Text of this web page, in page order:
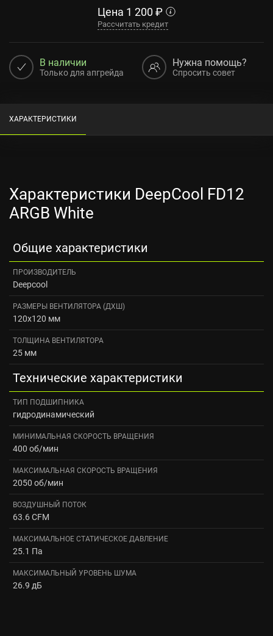
Цена 1 200 ₽
Рассчитать кредит
В наличии
Только для апгрейда
Нужна помощь?
Спросить совет
ХАРАКТЕРИСТИКИ
Характеристики DeepCool FD12
ARGB White
Общие характеристики
ПРОИЗВОДИТЕЛЬ
Deepcool
РАЗМЕРЫ ВЕНТИЛЯТОРА (ДXШ)
120x120 мм
ТОЛЩИНА ВЕНТИЛЯТОРА
25 мм
Технические характеристики
ТИП ПОДШИПНИКА
гидродинамический
МИНИМАЛЬНАЯ СКОРОСТЬ ВРАЩЕНИЯ
400 об/мин
МАКСИМАЛЬНАЯ СКОРОСТЬ ВРАЩЕНИЯ
2050 об/мин
ВОЗДУШНЫЙ ПОТОК
63.6 CFM
МАКСИМАЛЬНОЕ СТАТИЧЕСКОЕ ДАВЛЕНИЕ
25.1 Па
МАКСИМАЛЬНЫЙ УРОВЕНЬ ШУМА
26.9 дБ